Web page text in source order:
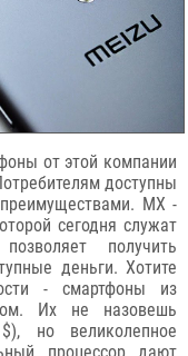
от этой компании
доступны
MX -
сегодня служат
получить
деньги. Хотите
- смартфоны из
Их не назовешь
но великолепное